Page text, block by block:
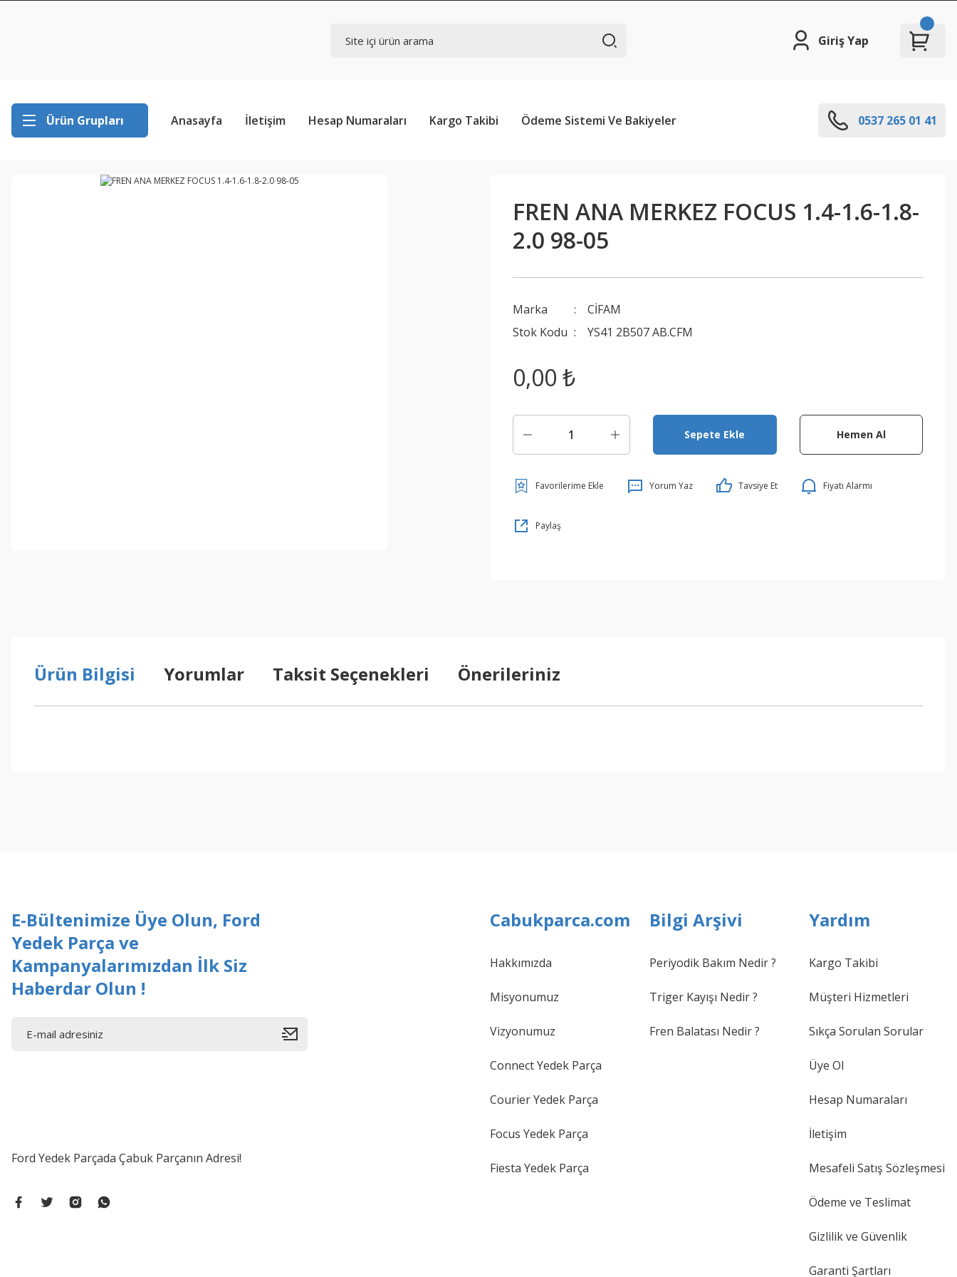
Giriş Yap
Ürün Grupları Anasayfa İletişim Hesap Numaraları Kargo Takibi Ödeme Sistemi Ve Bakiyeler 0537 265 01 41
FREN ANA MERKEZ FOCUS 1.4-1.6-1.8-
2.0 98-05
Marka
CİFAM
Stok Kodu
YS41 2B507 AB.CFM
0,00 ₺
Sepete Ekle Hemen Al
Yorum Yaz Tavsiye Et Fiyatı Alarmı
Paylaş
Ürün Bilgisi Yorumlar Taksit Seçenekleri Önerileriniz
E-Bültenimize Üye Olun, Ford
Yedek Parça ve
Kampanyalarımızdan İlk Siz
Haberdar Olun !
Ford Yedek Parçada Çabuk Parçanın Adresi!
Cabukparca.com
Hakkımızda
Misyonumuz
Vizyonumuz
Connect Yedek Parça
Courier Yedek Parça
Focus Yedek Parça
Fiesta Yedek Parça
Bilgi Arşivi
Periyodik Bakım Nedir ?
Triger Kayışı Nedir ?
Fren Balatası Nedir ?
Yardım
Kargo Takibi
Müşteri Hizmetleri
Sıkça Sorulan Sorular
Üye Ol
Hesap Numaraları
İletişim
Mesafeli Satış Sözleşmesi
Ödeme ve Teslimat
Gizlilik ve Güvenlik
Garanti Şartları